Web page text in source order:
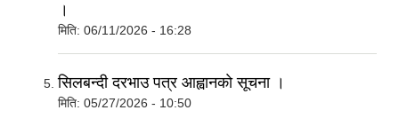
।
मिति: 06/11/2026 - 16:28
सिलबन्दी दरभाउ पत्र आह्वानकाे सूचना ।
मिति: 05/27/2026 - 10:50